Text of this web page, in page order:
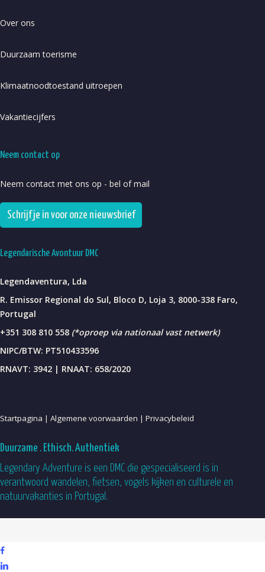
Over ons
Duurzaam toerisme
Klimaatnoodtoestand uitroepen
Vakantiecijfers
Neem contact op
Neem contact met ons op - bel of mail
Schrijf je in voor onze nieuwsbrief
Legendarische Avontuur DMC
Legendaventura, Lda
R. Emissor Regional do Sul, Bloco D, Loja 3, 8000-338 Faro,
Portugal
+351 308 810 558 (*oproep via nationaal vast netwerk)
NIPC/BTW: PT510433596
RNAVT: 3942 | RNAAT: 658/2020
Startpagina |Algemene voorwaarden |Privacybeleid
Duurzame . Ethisch. Authentiek
Legendary Adventure is een DMC die gespecialiseerd is in
verantwoord wandelen, fietsen, vogels kijken en culturele en
natuurvakanties in Portugal.
facebook
gelinkt